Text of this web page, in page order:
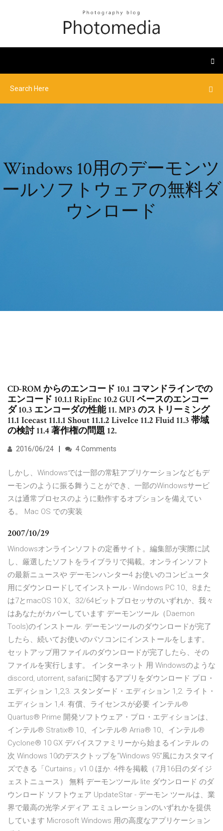
Windows 10用のデーモンツ
ールソフトウェアの無料ダ
ウンロード
CD-ROM からのエンコード 10.1 コマンドラインでの
エンコード 10.1.1 RipEnc 10.2 GUI ベースのエンコー
ダ 10.3 エンコーダの性能 11. MP3 のストリーミング
11.1 Icecast 11.1.1 Shout 11.1.2 LiveIce 11.2 Fluid 11.3 帯域
の検討 11.4 著作権の問題 12.
2016/06/24 4 Comments
しかし、Windowsでは一部の常駐アプリケーションなどもデ
ーモンのように振る舞うことができ、一部のWindowsサービ
スは通常プロセスのように動作するオプションを備えてい
る。 Mac OS での実装
2007/10/29
Windowsオンラインソフトの定番サイト。編集部が実際に試
し、厳選したソフトをライブラリで掲載。オンラインソフト
の最新ニュースや デーモンハンター4 お使いのコンピュータ
用にダウンロードしてインストール - Windows PC 10、8また
は7とmacOS 10 X、32/64ビットプロセッサのいずれか、我々
はあなたがカバーしています デーモンツール（Daemon
Tools)のインストール. デーモンツールのダウンロードが完了
したら、続いてお使いのパソコンにインストールをします。
セットアップ用ファイルのダウンロードが完了したら、その
ファイルを実行します。 インターネット 用 Windowsのような
discord, utorrent, safariに関するアプリをダウンロード プロ・
エディション 1,2,3. スタンダード・エディション 1,2. ライト・
エディション 1,4. 有償、ライセンスが必要 インテル®
Quartus® Prime 開発ソフトウェア・プロ・エディションは、
インテル® Stratix® 10、インテル® Arria® 10、インテル®
Cyclone® 10 GX デバイスファミリーから始まるインテル の
次 Windows 10のデスクトップを“Windows 95”風にカスタマイ
ズできる「Curtains」v1.0 ほか. 4件を掲載（7月16日のダイジ
ェストニュース） 無料 デーモンツール lite ダウンロード のダ
ウンロード ソフトウェア UpdateStar - デーモン ツールは、業
界で最高の光学メディア エミュレーションのいずれかを提供
しています Microsoft Windows 用の高度なアプリケーション